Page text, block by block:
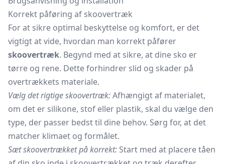
Korrekt påføring af skoovertræk
For at sikre optimal beskyttelse og komfort, er det
vigtigt at vide, hvordan man korrekt påfører
skoovertræk. Begynd med at sikre, at dine sko er
tørre og rene. Dette forhindrer slid og skader på
overtrækkets materiale.
Vælg det rigtige skoovertræk:Afhængigt af materialet,
om det er silikone, stof eller plastik, skal du vælge den
type, der passer bedst til dine behov. Sørg for, at det
matcher klimaet og formålet.
Sæt skoovertrækket på korrekt: Start med at placere tåen